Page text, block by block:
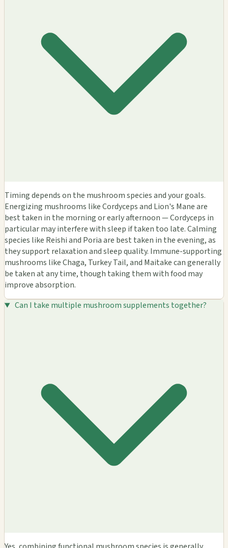
Timing depends on the mushroom species and your goals.
Energizing mushrooms like Cordyceps and Lion's Mane are
best taken in the morning or early afternoon — Cordyceps in
particular may interfere with sleep if taken too late. Calming
species like Reishi and Poria are best taken in the evening, as
they support relaxation and sleep quality. Immune-supporting
mushrooms like Chaga, Turkey Tail, and Maitake can generally
be taken at any time, though taking them with food may
improve absorption.
Can I take multiple mushroom supplements together?